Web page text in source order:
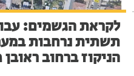
לקראת הגשמים:
תשתית נרחבות
הניקוז ברחוב ראובן